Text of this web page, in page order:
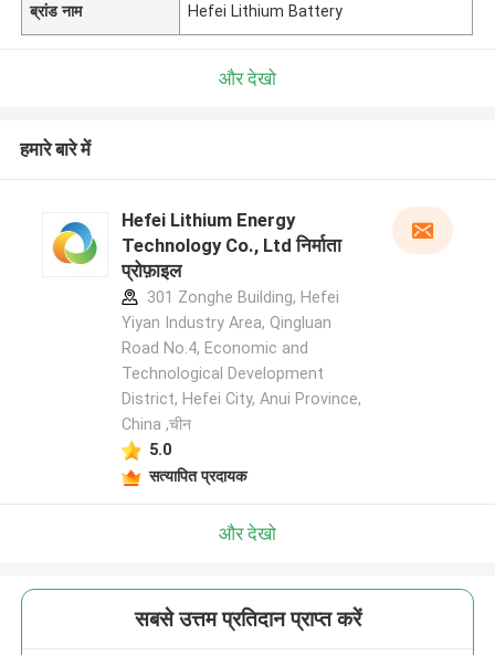
ब्रांड नाम Hefei Lithium Battery
और देखो
हमारे बारे में
Hefei Lithium Energy
Technology Co., Ltd निर्माता
प्रोफ़ाइल
301 Zonghe Building, Hefei
Yiyan Industry Area, Qingluan
Road No.4, Economic and
Technological Development
District, Hefei City, Anui Province,
China ,चीन
5.0
सत्यापित प्रदायक
और देखो
सबसे उत्तम प्रतिदान प्राप्त करें